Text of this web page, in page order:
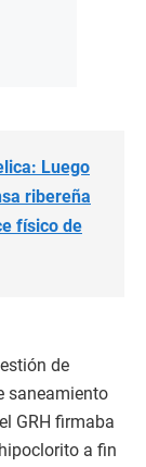
Luego
ribereña
físico de
de
saneamiento
GRH firmaba
a fin